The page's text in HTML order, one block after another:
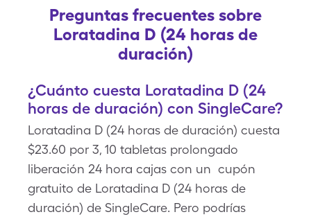
Preguntas frecuentes sobre
Loratadina D (24 horas de
duración)
¿Cuánto cuesta Loratadina D (24
horas de duración) con SingleCare?
Loratadina D (24 horas de duración) cuesta
$23.60 por 3, 10 tabletas prolongado
liberación 24 hora cajas con un cupón
gratuito de Loratadina D (24 horas de
duración) de SingleCare. Pero podrías